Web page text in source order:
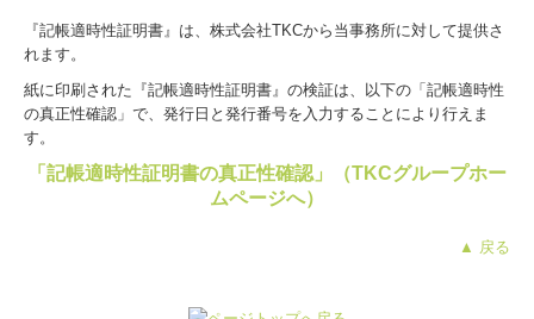
『記帳適時性証明書 』 は、株式会社TKCから当事務所に対して提供さ
れます。
紙に印刷された『記帳適時性証明書 』 の検証は、以下の「記帳適時性
の真正性確認」 で、発行日と発行番号を入力することにより行えま
す。
「記帳適時性証明書の真正性確認」（TKCグループホー
ムページへ）
▲ 戻る